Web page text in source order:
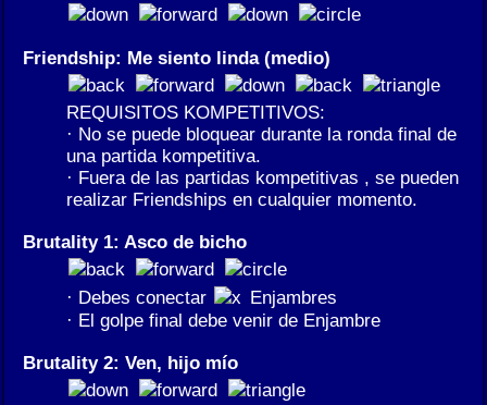
Friendship: Me siento linda (medio)
REQUISITOS KOMPETITIVOS:
· No se puede bloquear durante la ronda final de
una partida kompetitiva.
· Fuera de las partidas kompetitivas , se pueden
realizar Friendships en cualquier momento.
Brutality 1: Asco de bicho
· Debes conectar
Enjambres
· El golpe final debe venir de Enjambre
Brutality 2: Ven, hijo mío